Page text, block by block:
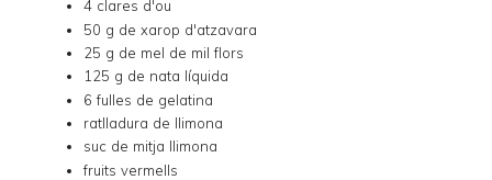
4 clares d'ou
50 g de xarop d'atzavara
25 g de mel de mil flors
125 g de nata líquida
6 fulles de gelatina
ratlladura de llimona
suc de mitja llimona
fruits vermells